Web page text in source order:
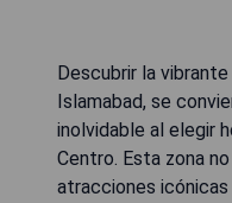
Descubrir la
Islamabad, se
inolvidable al elegir
Centro. Esta zona
atracciones